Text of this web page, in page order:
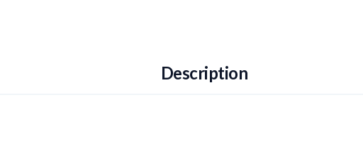
Description